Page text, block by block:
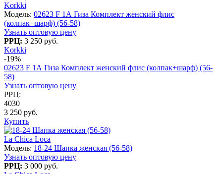
Korkki
Модель: 02623 F 1А Гиза Комплект женский флис
(колпак+шарф) (56-58)
Узнать оптовую цену
РРЦ: 3 250 руб.
Korkki
-19%
02623 F 1А Гиза Комплект женский флис (колпак+шарф) (56-
58)
Узнать оптовую цену
РРЦ:
4030
3 250 руб.
Купить
La Chica Loca
Модель: 18-24 Шапка женская (56-58)
Узнать оптовую цену
РРЦ: 3 000 руб.